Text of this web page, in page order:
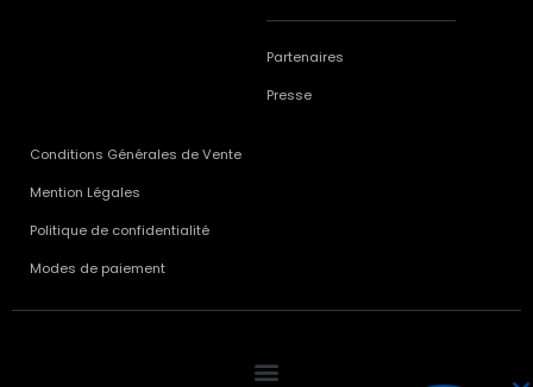
Partenaires
Presse
Conditions Générales de Vente
Mention Légales
Politique de confidentialité
Modes de paiement